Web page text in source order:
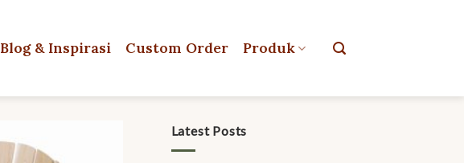
Blog & Inspirasi Custom Order Produk
Latest Posts